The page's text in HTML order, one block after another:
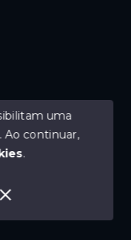
- Avaliador e
uma
Ao continuar,
.